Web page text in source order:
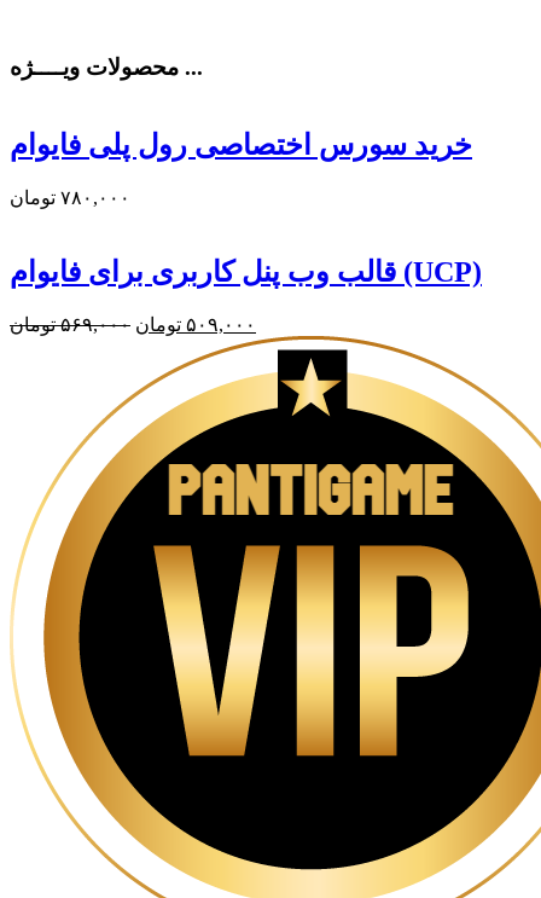
محصولات ویــــژه ...
خرید سورس اختصاصی رول پلی فایوام
۷۸۰,۰۰۰ تومان
قالب وب پنل کاربری برای فایوام (UCP)
۵۶۹,۰۰۰ تومان
قیمت
۵۶۹,۰۰۰ تومان
۵۰۹,۰۰۰ تومان
فعلی: